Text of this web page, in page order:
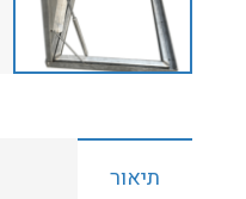
תיאור